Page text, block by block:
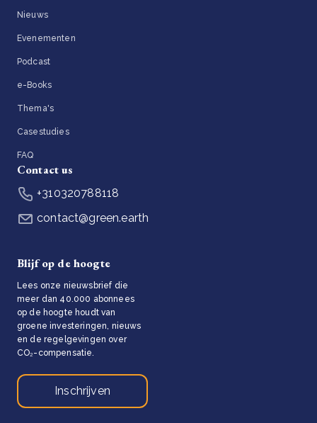
Nieuws
Evenementen
Podcast
e-Books
Thema's
Casestudies
FAQ
Contact us
+310320788118
contact@green.earth
Blijf op de hoogte
Lees onze nieuwsbrief die
meer dan 40.000 abonnees
op de hoogte houdt van
groene investeringen, nieuws
en de regelgevingen over
CO₂-compensatie.
Inschrijven